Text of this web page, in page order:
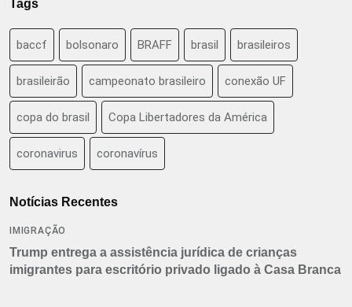
Tags
baccf bolsonaro BRAFF brasil brasileiros
brasileirão campeonato brasileiro conexão UF
copa do brasil Copa Libertadores da América
coronavirus coronavírus
Notícias Recentes
IMIGRAÇÃO
Trump entrega a assistência jurídica de crianças
imigrantes para escritório privado ligado à Casa Branca